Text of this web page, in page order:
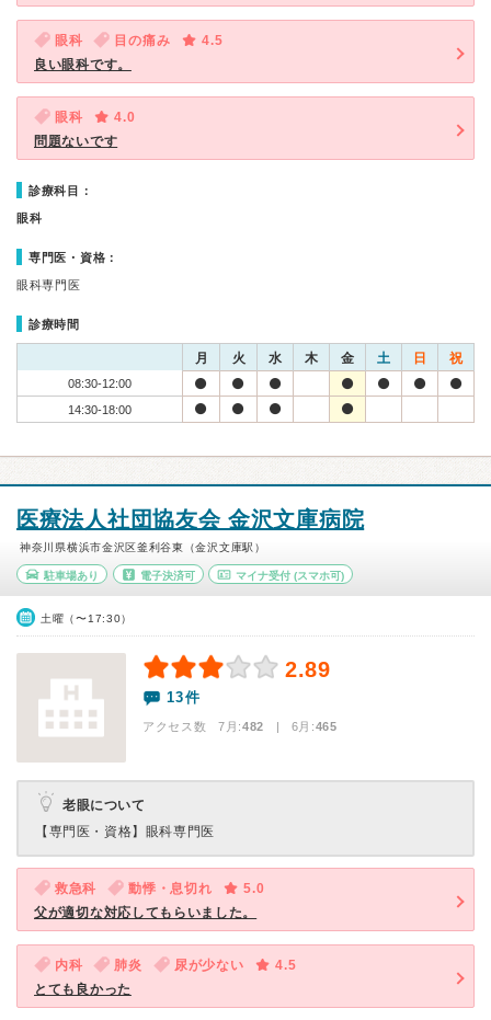
眼科 目の痛み
4.5
良い眼科です。
眼科
4.0
問題ないです
診療科目：
眼科
専門医・資格：
眼科専門医
診療時間
月 火 水 木 金 土 日 祝
08:30-12:00
14:30-18:00
医療法人社団協友会 金沢文庫病院
神奈川県横浜市金沢区釜利谷東（金沢文庫駅）
駐車場あり 電子決済可 マイナ受付 (スマホ可)
土曜（〜17:30）
2.89
13件
アクセス数 7月:482 | 6月:465
老眼について
【専門医・資格】 眼科専門医
救急科 動悸・息切れ
5.0
父が適切な対応してもらいました。
内科 肺炎 尿が少ない
4.5
とても良かった